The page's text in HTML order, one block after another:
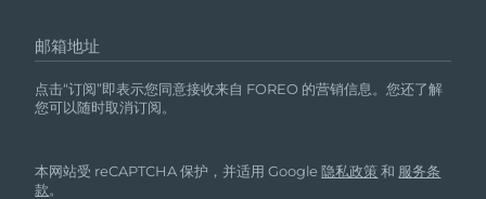
邮箱地址
点击“订阅”即表示您同意接收来自 FOREO 的营销信息。您还了解
您可以随时取消订阅。
本网站受 reCAPTCHA 保护，并适用 Google隐私政策 和 服务条
款。